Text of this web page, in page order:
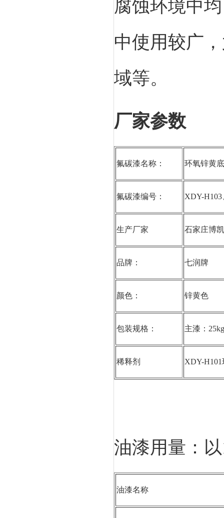
腐蚀环境中
中使用较广
域等。
厂家参数
氟碳漆名称： 环氧锌黄
氟碳漆编号： XDY-H103
生产厂家 石家庄博
品牌： 七润牌
颜色： 锌黄色
包装规格： 主漆：
稀释剂 XDY-
油漆用量：
油漆名称